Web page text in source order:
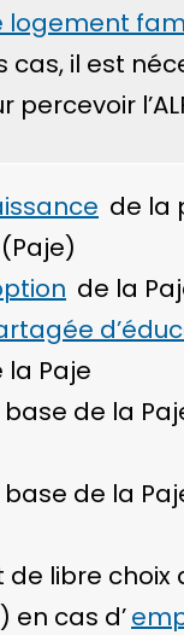
il est
de la
de la
la Paje
de la
de la
libre
en cas d’